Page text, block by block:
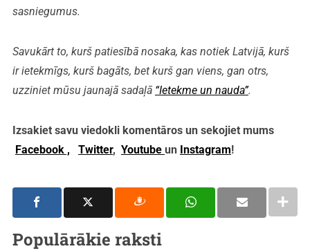
sasniegumus.
Savukārt to, kurš patiesībā nosaka, kas notiek Latvijā, kurš
ir ietekmīgs, kurš bagāts, bet kurš gan viens, gan otrs,
uzziniet mūsu jaunajā sadaļā “Ietekme un nauda”.
Izsakiet savu viedokli komentāros un sekojiet mums
Facebook ,
Twitter, Youtube un Instagram!
Populārākie raksti